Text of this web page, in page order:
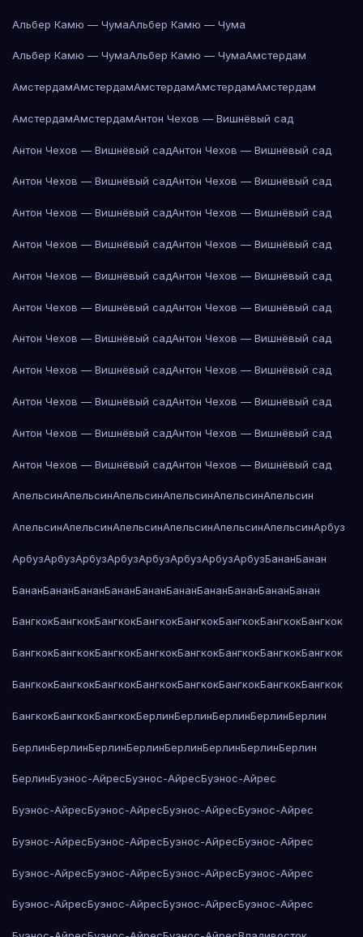
Альбер Камю — ЧумаАльбер Камю — Чума
Альбер Камю — ЧумаАльбер Камю — ЧумаАмстердам
АмстердамАмстердамАмстердамАмстердамАмстердам
АмстердамАмстердамАнтон Чехов — Вишнёвый сад
Антон Чехов — Вишнёвый садАнтон Чехов — Вишнёвый сад
Антон Чехов — Вишнёвый садАнтон Чехов — Вишнёвый сад
Антон Чехов — Вишнёвый садАнтон Чехов — Вишнёвый сад
Антон Чехов — Вишнёвый садАнтон Чехов — Вишнёвый сад
Антон Чехов — Вишнёвый садАнтон Чехов — Вишнёвый сад
Антон Чехов — Вишнёвый садАнтон Чехов — Вишнёвый сад
Антон Чехов — Вишнёвый садАнтон Чехов — Вишнёвый сад
Антон Чехов — Вишнёвый садАнтон Чехов — Вишнёвый сад
Антон Чехов — Вишнёвый садАнтон Чехов — Вишнёвый сад
Антон Чехов — Вишнёвый садАнтон Чехов — Вишнёвый сад
Антон Чехов — Вишнёвый садАнтон Чехов — Вишнёвый сад
АпельсинАпельсинАпельсинАпельсинАпельсинАпельсин
АпельсинАпельсинАпельсинАпельсинАпельсинАпельсинАрбуз
АрбузАрбузАрбузАрбузАрбузАрбузАрбузАрбузБананБанан
БананБананБананБананБананБананБананБананБананБанан
БангкокБангкокБангкокБангкокБангкокБангкокБангкокБангкок
БангкокБангкокБангкокБангкокБангкокБангкокБангкокБангкок
БангкокБангкокБангкокБангкокБангкокБангкокБангкокБангкок
БангкокБангкокБангкокБерлинБерлинБерлинБерлинБерлин
БерлинБерлинБерлинБерлинБерлинБерлинБерлинБерлин
БерлинБуэнос-АйресБуэнос-АйресБуэнос-Айрес
Буэнос-АйресБуэнос-АйресБуэнос-АйресБуэнос-Айрес
Буэнос-АйресБуэнос-АйресБуэнос-АйресБуэнос-Айрес
Буэнос-АйресБуэнос-АйресБуэнос-АйресБуэнос-Айрес
Буэнос-АйресБуэнос-АйресБуэнос-АйресБуэнос-Айрес